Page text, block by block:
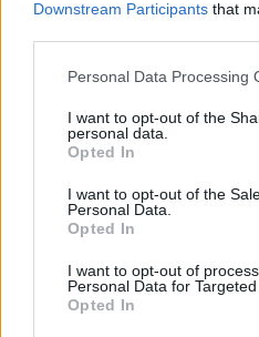
Downstream Participants that
Personal Data Processing
I want to opt-out of the
personal data.
Opted In
I want to opt-out of the
Personal Data.
Opted In
I want to opt-out of
Personal Data for Targeted
Opted In
Σχετικά Άρθρα